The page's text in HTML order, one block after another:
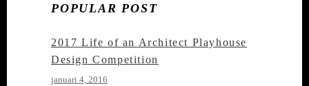
POPULAR POST
2017 Life of an Architect Playhouse
Design Competition
januari 4, 2016